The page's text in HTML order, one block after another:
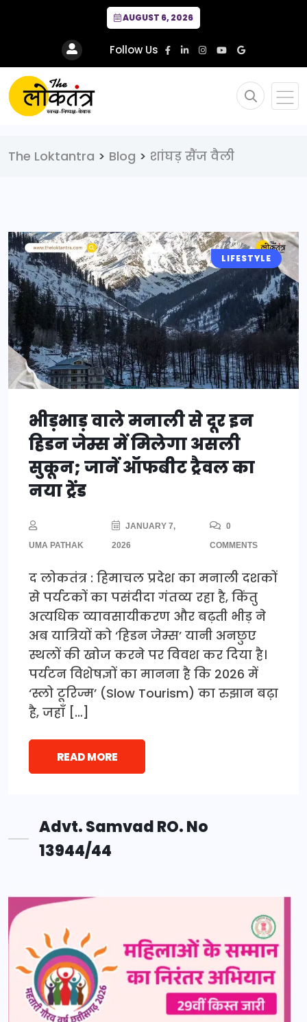
AUGUST 6, 2026
Follow Us
The Loktantra > Blog > शांघड़ सैंज वैली
LIFESTYLE
भीड़भाड़ वाले मनाली से दूर इन
हिडन जेम्स में मिलेगा असली
सुकून; जानें ऑफबीट ट्रैवल का
नया ट्रेंड
UMA PATHAK
JANUARY 7,
2026
0
COMMENTS
द लोकतंत्र : हिमाचल प्रदेश का मनाली दशकों
से पर्यटकों का पसंदीदा गंतव्य रहा है, किंतु
अत्यधिक व्यावसायीकरण और बढ़ती भीड़ ने
अब यात्रियों को ‘हिडन जेम्स’ यानी अनछुए
स्थलों की खोज करने पर विवश कर दिया है।
पर्यटन विशेषज्ञों का मानना है कि 2026 में
‘स्लो टूरिज्म’ (Slow Tourism) का रुझान बढ़ा
है, जहाँ […]
READ MORE
Advt. Samvad RO. No
13944/44